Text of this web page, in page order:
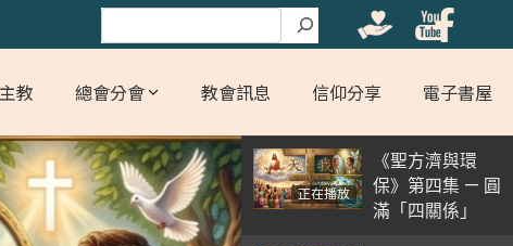
搜尋
教 總會分會 教會訊息 信仰分享 電子書屋
正在播放
《聖方濟與環
保》第四集 — 圓
滿「四關係」